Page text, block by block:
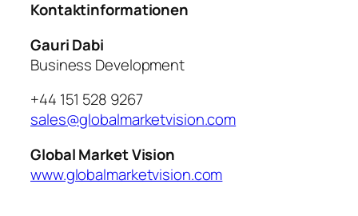
Kontaktinformationen
Gauri Dabi
Business Development
+44 151 528 9267
sales@globalmarketvision.com
Global Market Vision
www.globalmarketvision.com